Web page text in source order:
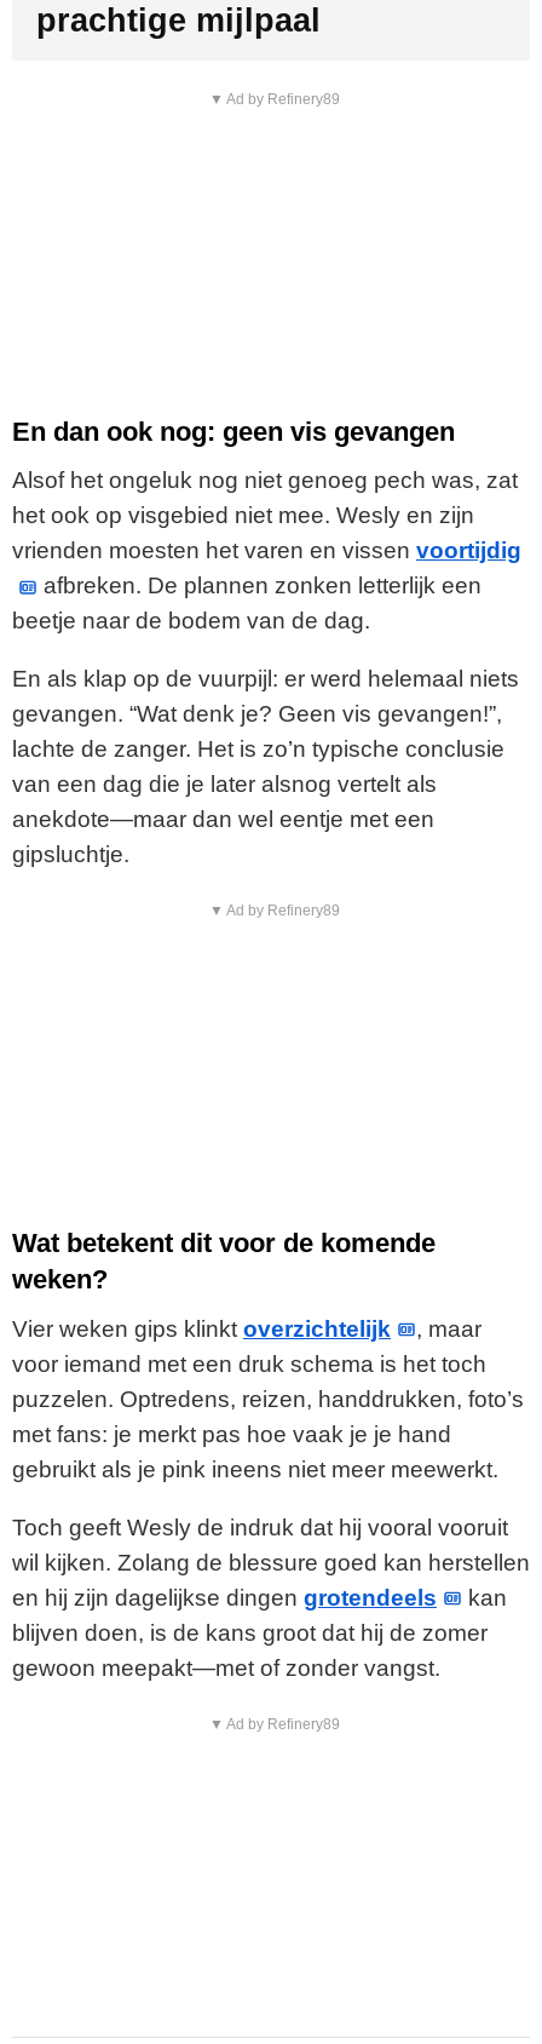
prachtige mijlpaal
▼ Ad by Refinery89
En dan ook nog: geen vis gevangen
Alsof het ongeluk nog niet genoeg pech was, zat
het ook op visgebied niet mee. Wesly en zijn
vrienden moesten het varen en vissen voortijdig
afbreken. De plannen zonken letterlijk een
beetje naar de bodem van de dag.
En als klap op de vuurpijl: er werd helemaal niets
gevangen. “Wat denk je? Geen vis gevangen!”,
lachte de zanger. Het is zo’n typische conclusie
van een dag die je later alsnog vertelt als
anekdote—maar dan wel eentje met een
gipsluchtje.
▼ Ad by Refinery89
Wat betekent dit voor de komende
weken?
Vier weken gips klinkt overzichtelijk
, maar
voor iemand met een druk schema is het toch
puzzelen. Optredens, reizen, handdrukken, foto’s
met fans: je merkt pas hoe vaak je je hand
gebruikt als je pink ineens niet meer meewerkt.
Toch geeft Wesly de indruk dat hij vooral vooruit
wil kijken. Zolang de blessure goed kan herstellen
en hij zijn dagelijkse dingen grotendeels
kan
blijven doen, is de kans groot dat hij de zomer
gewoon meepakt—met of zonder vangst.
▼ Ad by Refinery89